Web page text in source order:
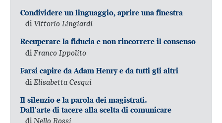
Condividere un linguaggio, aprire una finestra
diVittorio Lingiardi
Recuperare la fiducia e non rincorrere il consenso
di Franco Ippolito
Farsi capire da Adam Henry e da tutti gli altri
di Elisabetta Cesqui
Il silenzio e la parola dei magistrati.
Dall’arte di tacere alla scelta di comunicare
di Nello Rossi